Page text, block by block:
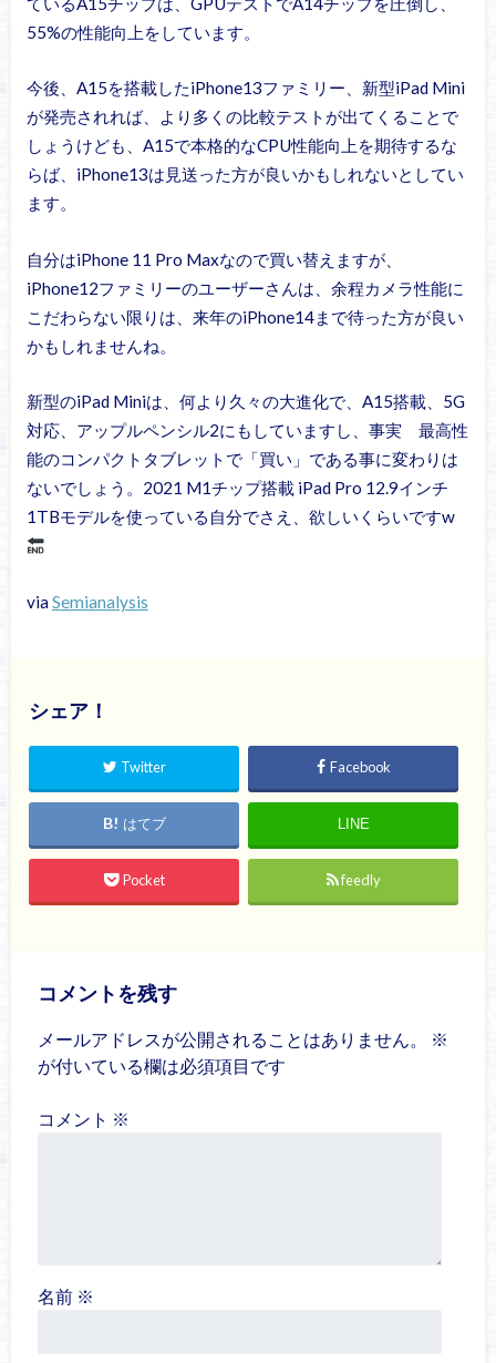
55%の性能向上をしています。
今後、A15を搭載したiPhone13ファミリー、新型iPad Mini
が発売されれば、より多くの比較テストが出てくることで
しょうけども、A15で本格的なCPU性能向上を期待するな
らば、iPhone13は見送った方が良いかもしれないとしてい
ます。
自分はiPhone 11 Pro Maxなので買い替えますが、
iPhone12ファミリーのユーザーさんは、余程カメラ性能に
こだわらない限りは、来年のiPhone14まで待った方が良い
かもしれませんね。
新型のiPad Miniは、何より久々の大進化で、A15搭載、5G
対応、アップルペンシル2にもしていますし、事実 最高性
能のコンパクトタブレットで「買い」である事に変わりは
ないでしょう。2021 M1チップ搭載 iPad Pro 12.9インチ
1TBモデルを使っている自分でさえ、欲しいくらいですw
viaSemianalysis
シェア！
Twitter Facebook
はてブ LINE
Pocket feedly
コメントを残す
メールアドレスが公開されることはありません。
※
が付いている欄は必須項目です
コメント ※
名前 ※